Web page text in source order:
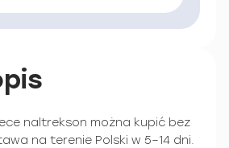
naltrekson można kupić bez
na terenie Polski w 5–14 dni.